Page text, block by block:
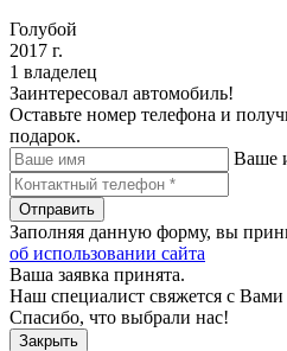
Голубой
2017 г.
1 владелец
Заинтересовал автомобиль!
Оставьте номер телефона и
подарок.
Ваше
Отправить
Заполняя данную форму, вы
об использовании сайта
Ваша заявка принята.
Наш специалист свяжется с
Спасибо, что выбрали нас!
Закрыть